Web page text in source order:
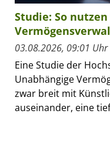
Studie: So
03.08.2026, 09:01 Uhr
Eine Studie der
Unabhängige
zwar breit mit
auseinander, eine